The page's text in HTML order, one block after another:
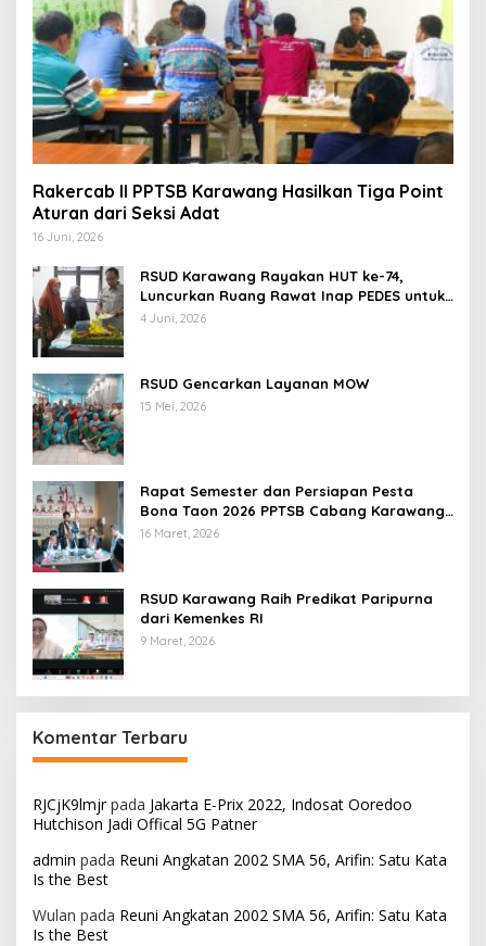
Rakercab II PPTSB Karawang Hasilkan Tiga Point
Aturan dari Seksi Adat
16 Juni, 2026
RSUD Karawang Rayakan HUT ke-74,
Luncurkan Ruang Rawat Inap PEDES untuk
Tingkatkan Pelayanan Kesehatan
4 Juni, 2026
RSUD Gencarkan Layanan MOW
15 Mei, 2026
Rapat Semester dan Persiapan Pesta
Bona Taon 2026 PPTSB Cabang Karawang
Digelar
16 Maret, 2026
RSUD Karawang Raih Predikat Paripurna
dari Kemenkes RI
9 Maret, 2026
Komentar Terbaru
RJCjK9lmjrpada Jakarta E-Prix 2022, Indosat Ooredoo
Hutchison Jadi Offical 5G Patner
admin pada Reuni Angkatan 2002 SMA 56, Arifin: Satu Kata
Is the Best
Wulan pada Reuni Angkatan 2002 SMA 56, Arifin: Satu Kata
Is the Best